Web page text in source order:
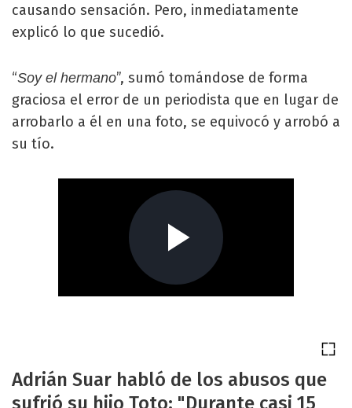
causando sensación. Pero, inmediatamente
explicó lo que sucedió.
“Soy el hermano”, sumó tomándose de forma
graciosa el error de un periodista que en lugar de
arrobarlo a él en una foto, se equivocó y arrobó a
su tío.
Adrián Suar habló de los abusos que
sufrió su hijo Toto: "Durante casi 15